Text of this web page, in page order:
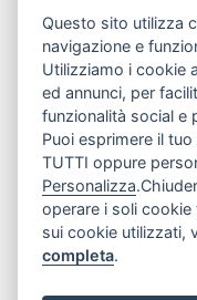
tel081.7515380
email
Assistenza Clienti
Chi siamo
My Account
Questo sito utilizza
navigazione e
Utilizziamo i cookie
ed annunci, per
funzionalità social e
Puoi esprimere il
TUTTI oppure
Personalizza
operare i soli
sui cookie utilizzati,
completa.